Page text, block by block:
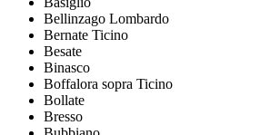
Bellinzago Lombardo
Bernate Ticino
Besate
Binasco
Boffalora sopra Ticino
Bollate
Bresso